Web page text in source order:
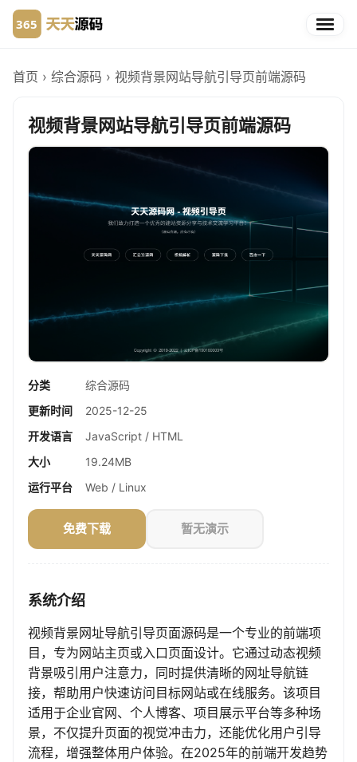
首页 › 综合源码 › 视频背景网站导航引导页前端源码
视频背景网站导航引导页前端源码
分类
综合源码
更新时间
2025-12-25
开发语言
JavaScript / HTML
大小
19.24MB
运行平台
Web / Linux
免费下载 暂无演示
系统介绍
视频背景网址导航引导页面源码是一个专业的前端项
目，专为网站主页或入口页面设计。它通过动态视频
背景吸引用户注意力，同时提供清晰的网址导航链
接，帮助用户快速访问目标网站或在线服务。该项目
适用于企业官网、个人博客、项目展示平台等多种场
景，不仅提升页面的视觉冲击力，还能优化用户引导
流程，增强整体用户体验。在2025年的前端开发趋势